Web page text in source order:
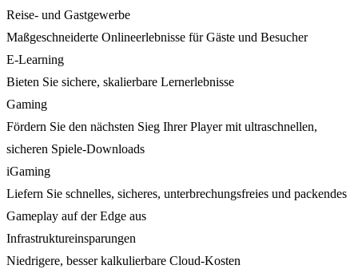
Reise- und Gastgewerbe
Maßgeschneiderte Onlineerlebnisse für Gäste und Besucher
E-Learning
Bieten Sie sichere, skalierbare Lernerlebnisse
Gaming
Fördern Sie den nächsten Sieg Ihrer Player mit ultraschnellen,
sicheren Spiele-Downloads
iGaming
Liefern Sie schnelles, sicheres, unterbrechungsfreies und packendes
Gameplay auf der Edge aus
Infrastruktureinsparungen
Niedrigere, besser kalkulierbare Cloud-Kosten